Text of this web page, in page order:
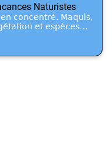
Naturistes
concentré. Maquis,
et espèces
marine et air
découvrir lors de